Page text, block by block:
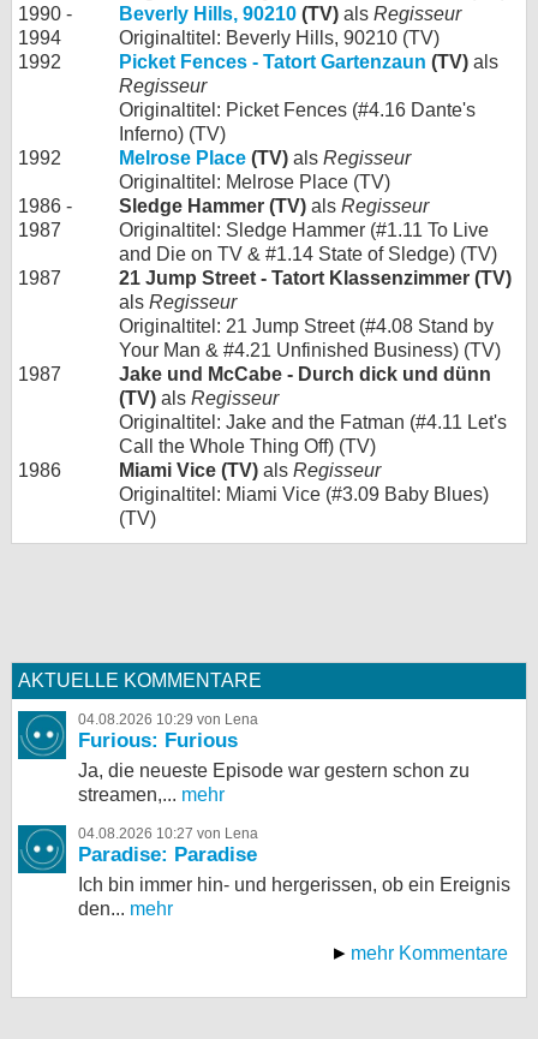
1990 -
1994
Beverly Hills, 90210 (TV) als Regisseur
Originaltitel: Beverly Hills, 90210 (TV)
1992
Picket Fences - Tatort Gartenzaun (TV) als
Regisseur
Originaltitel: Picket Fences (#4.16 Dante's
Inferno) (TV)
1992
Melrose Place (TV) als Regisseur
Originaltitel: Melrose Place (TV)
1986 -
1987
Sledge Hammer (TV) als Regisseur
Originaltitel: Sledge Hammer (#1.11 To Live
and Die on TV & #1.14 State of Sledge) (TV)
1987
21 Jump Street - Tatort Klassenzimmer (TV)
als Regisseur
Originaltitel: 21 Jump Street (#4.08 Stand by
Your Man & #4.21 Unfinished Business) (TV)
1987
Jake und McCabe - Durch dick und dünn
(TV) als Regisseur
Originaltitel: Jake and the Fatman (#4.11 Let's
Call the Whole Thing Off) (TV)
1986
Miami Vice (TV) als Regisseur
Originaltitel: Miami Vice (#3.09 Baby Blues)
(TV)
AKTUELLE KOMMENTARE
04.08.2026 10:29 von Lena
Furious: Furious
Ja, die neueste Episode war gestern schon zu
streamen,... mehr
04.08.2026 10:27 von Lena
Paradise: Paradise
Ich bin immer hin- und hergerissen, ob ein Ereignis
den... mehr
mehr Kommentare